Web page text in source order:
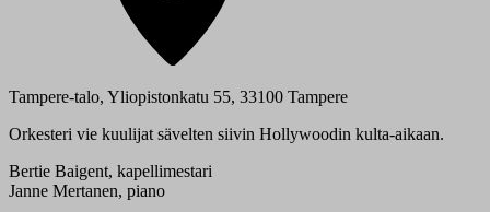
Tampere-talo, Yliopistonkatu 55, 33100 Tampere
Orkesteri vie kuulijat sävelten siivin Hollywoodin kulta-aikaan.
Bertie Baigent, kapellimestari
Janne Mertanen, piano